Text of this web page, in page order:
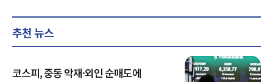
추천 뉴스
코스피, 중동 악재·외인 순매도에